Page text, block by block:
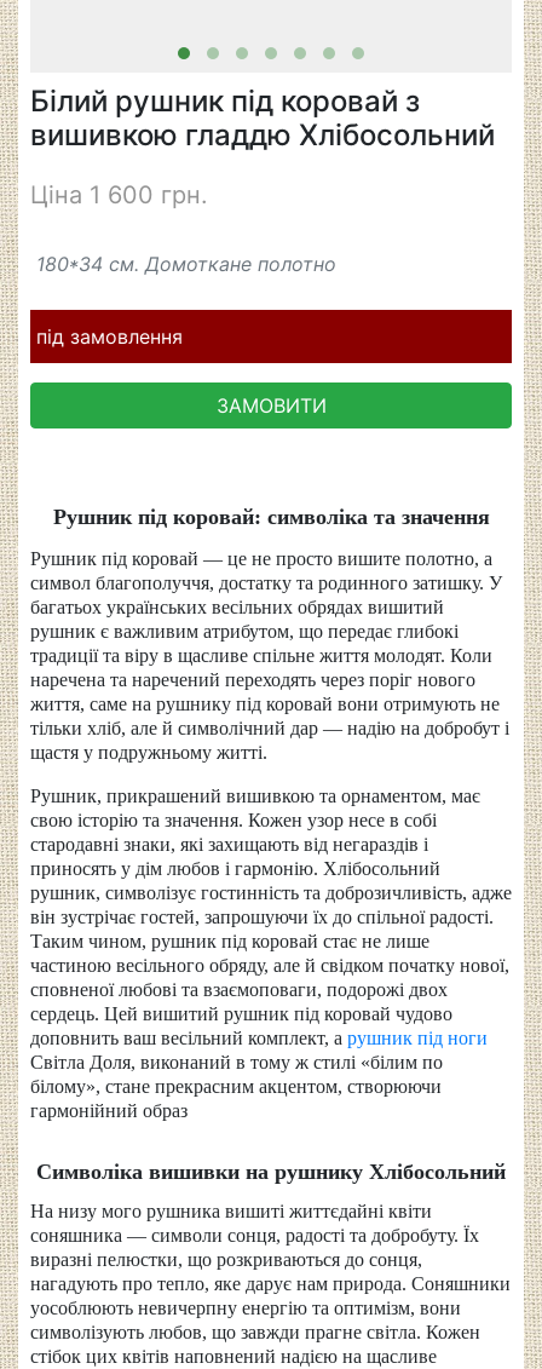
Білий рушник під коровай з
вишивкою гладдю Хлібосольний
Ціна 1 600 грн.
180*34 см. Домоткане полотно
під замовлення
ЗАМОВИТИ
Рушник під коровай: символіка та значення
Рушник під коровай — це не просто вишите полотно, а
символ благополуччя, достатку та родинного затишку. У
багатьох українських весільних обрядах вишитий
рушник є важливим атрибутом, що передає глибокі
традиції та віру в щасливе спільне життя молодят. Коли
наречена та наречений переходять через поріг нового
життя, саме на рушнику під коровай вони отримують не
тільки хліб, але й символічний дар — надію на добробут і
щастя у подружньому житті.
Рушник, прикрашений вишивкою та орнаментом, має
свою історію та значення. Кожен узор несе в собі
стародавні знаки, які захищають від негараздів і
приносять у дім любов і гармонію. Хлібосольний
рушник, символізує гостинність та доброзичливість, адже
він зустрічає гостей, запрошуючи їх до спільної радості.
Таким чином, рушник під коровай стає не лише
частиною весільного обряду, але й свідком початку нової,
сповненої любові та взаємоповаги, подорожі двох
сердець. Цей вишитий рушник під коровай чудово
доповнить ваш весільний комплект, а рушник під ноги
Світла Доля, виконаний в тому ж стилі «білим по
білому», стане прекрасним акцентом, створюючи
гармонійний образ
Символіка вишивки на рушнику Хлібосольний
На низу мого рушника вишиті життєдайні квіти
соняшника — символи сонця, радості та добробуту. Їх
виразні пелюстки, що розкриваються до сонця,
нагадують про тепло, яке дарує нам природа. Соняшники
уособлюють невичерпну енергію та оптимізм, вони
символізують любов, що завжди прагне світла. Кожен
стібок цих квітів наповнений надією на щасливе